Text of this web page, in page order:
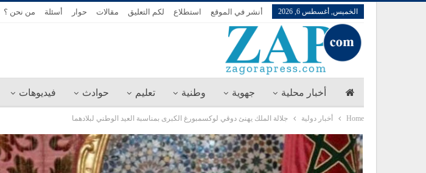
الخميس, أغسطس 6, 2026 أنشر في الموقع استطلاع لكم التعليق مقالات حوار أسئلة من نحن ؟
أخبار محلية جهوية وطنية تعليم حوادث فيديوهات
Home أخبار دولية جلالة الملك يهنئ دوقي لوكسمبورغ الكبرى بمناسبة العيد الوطني لبلادهما